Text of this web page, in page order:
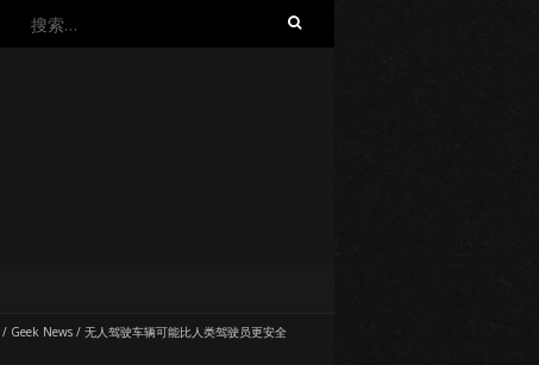
搜
/ Geek News / 无人驾驶车辆可能比人类驾驶员更安全